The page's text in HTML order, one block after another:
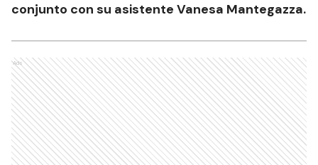
conjunto con su asistente Vanesa Mantegazza.
Ads